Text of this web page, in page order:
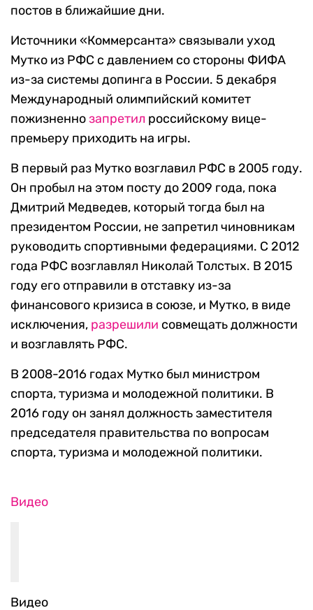
постов в ближайшие дни.
Источники «Коммерсанта» связывали уход
Мутко из РФС с давлением со стороны ФИФА
из-за системы допинга в России. 5 декабря
Международный олимпийский комитет
пожизненнозапретил российскому вице-
премьеру приходить на игры.
В первый раз Мутко возглавил РФС в 2005 году.
Он пробыл на этом посту до 2009 года, пока
Дмитрий Медведев, который тогда был на
президентом России, не запретил чиновникам
руководить спортивными федерациями. С 2012
года РФС возглавлял Николай Толстых. В 2015
году его отправили в отставку из-за
финансового кризиса в союзе, и Мутко, в виде
исключения, разрешили совмещать должности
и возглавлять РФС.
В 2008-2016 годах Мутко был министром
спорта, туризма и молодежной политики. В
2016 году он занял должность заместителя
председателя правительства по вопросам
спорта, туризма и молодежной политики.
Видео
Видео